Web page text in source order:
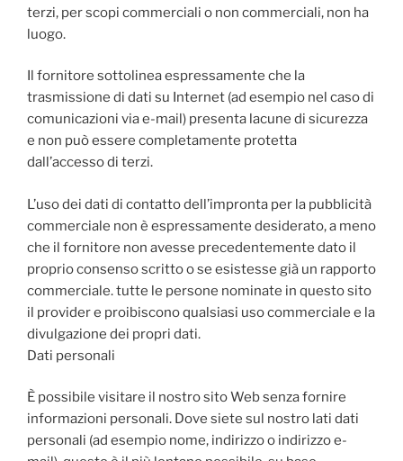
terzi, per scopi commerciali o non commerciali, non ha
luogo.
Il fornitore sottolinea espressamente che la
trasmissione di dati su Internet (ad esempio nel caso di
comunicazioni via e-mail) presenta lacune di sicurezza
e non può essere completamente protetta
dall’accesso di terzi.
L’uso dei dati di contatto dell’impronta per la pubblicità
commerciale non è espressamente desiderato, a meno
che il fornitore non avesse precedentemente dato il
proprio consenso scritto o se esistesse già un rapporto
commerciale.tutte le persone nominate in questo sito
il provider e proibiscono qualsiasi uso commerciale e la
divulgazione dei propri dati.
Dati personali
È possibile visitare il nostro sito Web senza fornire
informazioni personali. Dove siete sul nostro lati dati
personali (ad esempio nome, indirizzo o indirizzo e-